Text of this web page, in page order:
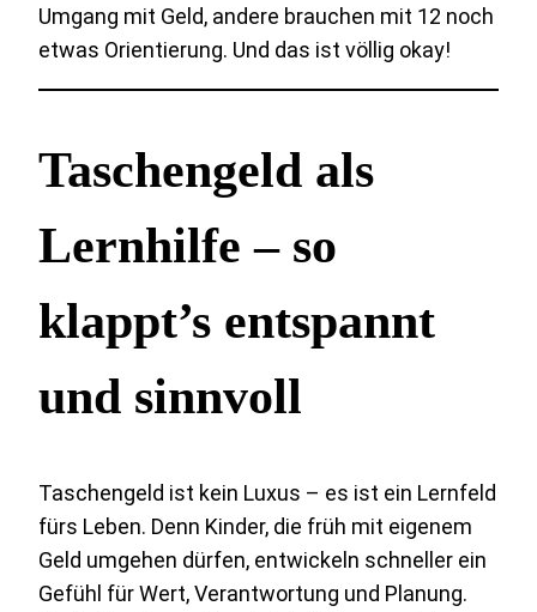
Umgang mit Geld, andere brauchen mit 12 noch
etwas Orientierung. Und das ist völlig okay!
Taschengeld als
Lernhilfe – so
klappt’s entspannt
und sinnvoll
Taschengeld ist kein Luxus – es ist ein Lernfeld
fürs Leben. Denn Kinder, die früh mit eigenem
Geld umgehen dürfen, entwickeln schneller ein
Gefühl für Wert, Verantwortung und Planung.